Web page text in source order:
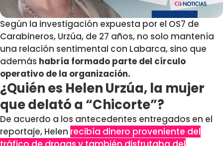
Según la investigación expuesta por el OS7 de
Carabineros, Urzúa, de 27 años, no solo mantenía
una relación sentimental con Labarca, sino que
además habría formado parte del círculo
operativo de la organización.
¿Quién es Helen Urzúa, la mujer
que delató a “Chicorte”?
De acuerdo a los antecedentes entregados en el
reportaje, Helen recibía dinero proveniente del